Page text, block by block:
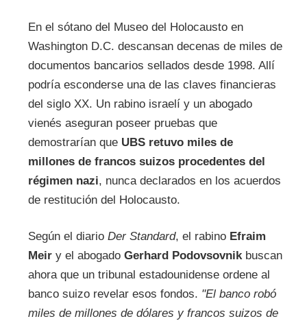
En el sótano del Museo del Holocausto en
Washington D.C. descansan decenas de miles de
documentos bancarios sellados desde 1998. Allí
podría esconderse una de las claves financieras
del siglo XX. Un rabino israelí y un abogado
vienés aseguran poseer pruebas que
demostrarían que UBS retuvo miles de
millones de francos suizos procedentes del
régimen nazi, nunca declarados en los acuerdos
de restitución del Holocausto.
Según el diario Der Standard, el rabino Efraim
Meiry el abogado Gerhard Podovsovnikbuscan
ahora que un tribunal estadounidense ordene al
banco suizo revelar esos fondos. "El banco robó
miles de millones de dólares y francos suizos de